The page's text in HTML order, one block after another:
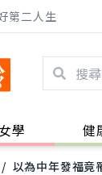
第二人生
學 健
/ 以為中年發福竟